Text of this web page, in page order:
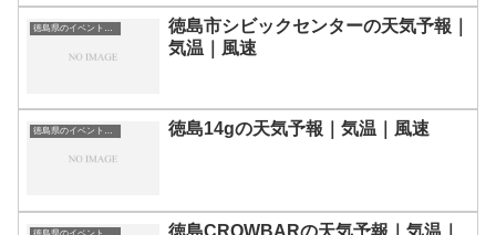
徳島県のイベント会場一覧
徳島市シビックセンターの天気予報｜
気温｜風速
徳島県のイベント会場一覧 徳島14gの天気予報｜気温｜風速
徳島CROWBARの天気予報｜気温｜